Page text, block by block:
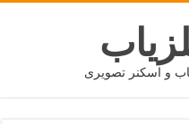
و اسکنر تصویری